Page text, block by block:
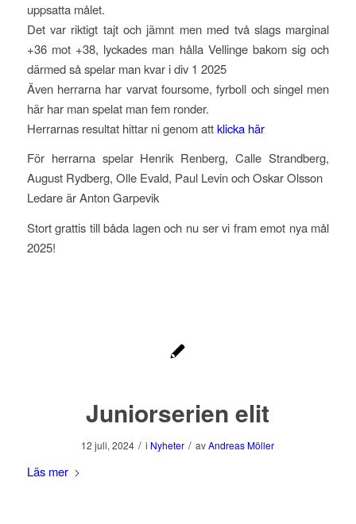
uppsatta målet.
Det var riktigt tajt och jämnt men med två slags marginal
+36 mot +38, lyckades man hålla Vellinge bakom sig och
därmed så spelar man kvar i div 1 2025
Även herrarna har varvat foursome, fyrboll och singel men
här har man spelat man fem ronder.
Herrarnas resultat hittar ni genom attklicka här
För herrarna spelar Henrik Renberg, Calle Strandberg,
August Rydberg, Olle Evald, Paul Levin och Oskar Olsson
Ledare är Anton Garpevik
Stort grattis till båda lagen och nu ser vi fram emot nya mål
2025!
Juniorserien elit
12 juli, 2024 / i Nyheter / avAndreas Möller
Läs mer